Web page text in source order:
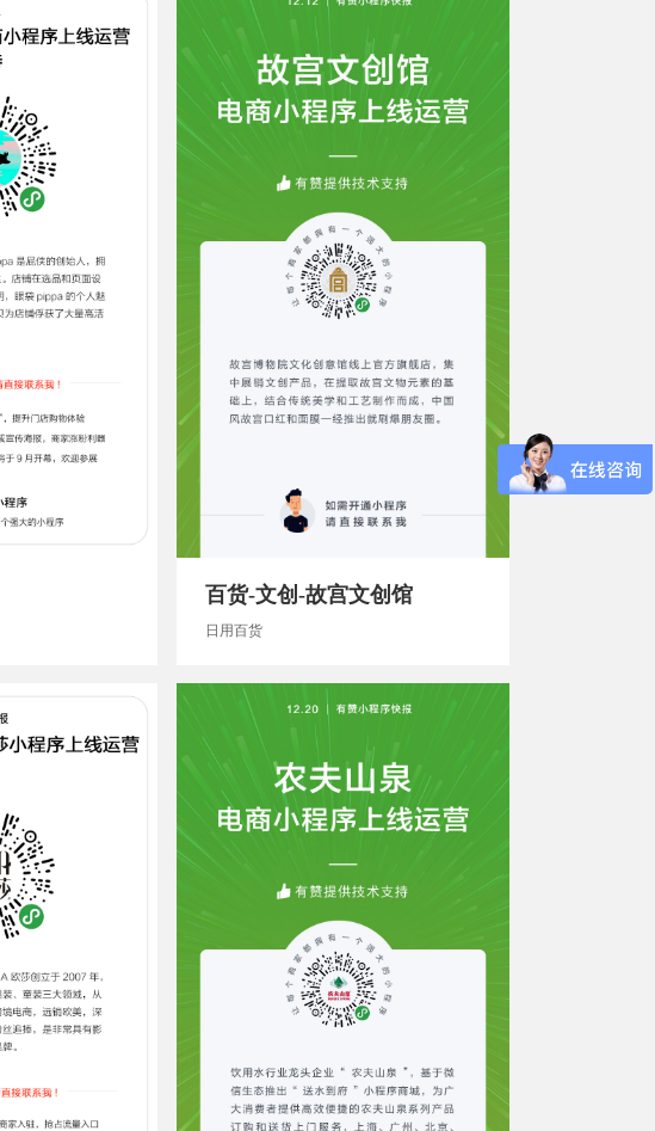
百货-文创-故宫文创馆
日用百货